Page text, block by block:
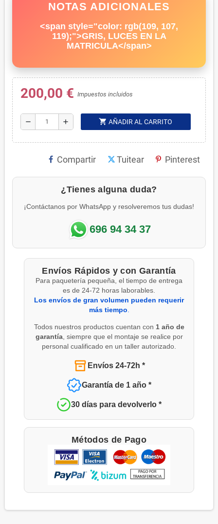
NOTAS ADICIONALES
<span style="color: rgb(109, 107,
119);">GRIS, LUCES EN LA
MATRICULA</span>
200,00 € Impuestos incluidos
remove add shopping_cart AÑADIR AL CARRITO
Compartir Tuitear Pinterest
¿Tienes alguna duda?
¡Contáctanos por WhatsApp y resolveremos tus dudas!
696 94 34 37
Envíos Rápidos y con Garantía
Para paquetería pequeña, el tiempo de entrega
es de 24-72 horas laborables.
Los envíos de gran volumen pueden requerir
más tiempo
Todos nuestros productos cuentan con 1 año de
garantía, siempre que el montaje se realice por
personal cualificado en un taller autorizado.
Envíos 24-72h *
Garantía de 1 año *
30 días para devolverlo *
Métodos de Pago